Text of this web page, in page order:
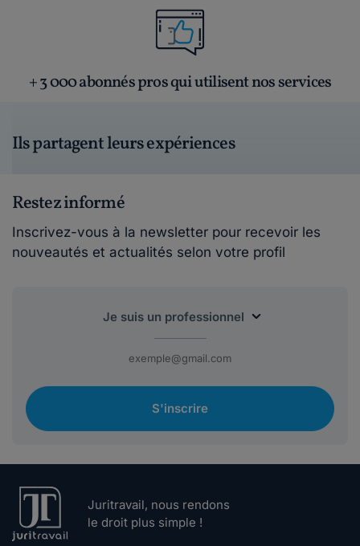
+ 3 000 abonnés pros qui utilisent nos services
Ils partagent leurs expériences
Restez informé
Inscrivez-vous à la newsletter pour recevoir les
nouveautés et actualités selon votre profil
S'inscrire
Juritravail, nous rendons
le droit plus simple !